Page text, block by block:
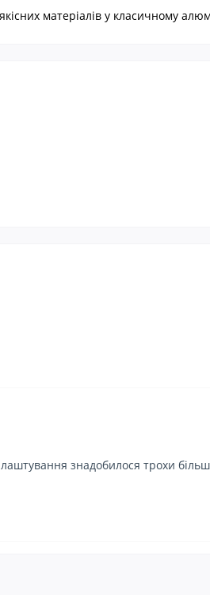
матеріалів у класичному
знадобилося трохи